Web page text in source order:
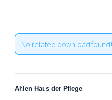
No related download found!
Ahlen Haus der Pflege